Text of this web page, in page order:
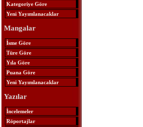
Kategoriye Göre
Yeni Yayımlanacaklar
Mangalar
İsme Göre
Türe Göre
Yıla Göre
Puana Göre
Yeni Yayımlanacaklar
Yazılar
İncelemeler
Röportajlar